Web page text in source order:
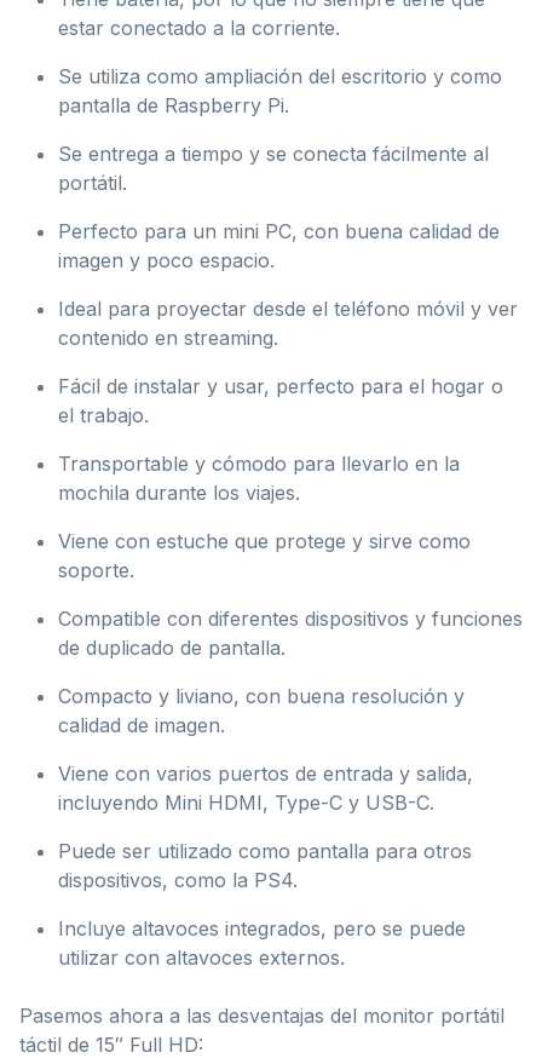
estar conectado a la corriente.
Se utiliza como ampliación del escritorio y como
pantalla de Raspberry Pi.
Se entrega a tiempo y se conecta fácilmente al
portátil.
Perfecto para un mini PC, con buena calidad de
imagen y poco espacio.
Ideal para proyectar desde el teléfono móvil y ver
contenido en streaming.
Fácil de instalar y usar, perfecto para el hogar o
el trabajo.
Transportable y cómodo para llevarlo en la
mochila durante los viajes.
Viene con estuche que protege y sirve como
soporte.
Compatible con diferentes dispositivos y funciones
de duplicado de pantalla.
Compacto y liviano, con buena resolución y
calidad de imagen.
Viene con varios puertos de entrada y salida,
incluyendo Mini HDMI, Type-C y USB-C.
Puede ser utilizado como pantalla para otros
dispositivos, como la PS4.
Incluye altavoces integrados, pero se puede
utilizar con altavoces externos.
Pasemos ahora a las desventajas del monitor portátil
táctil de 15″ Full HD: